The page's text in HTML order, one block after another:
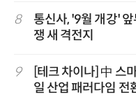
8
통신사, '9월 개강'
쟁 새 격전지
9
[테크 차이나] 中 스
일 산업 패러다임 전